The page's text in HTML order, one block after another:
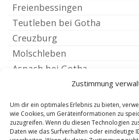
Zustimmung
Um dir ein optimales Erlebnis zu bieten,
wie Cookies, um Geräteinformationen zu
zuzugreifen. Wenn du diesen Technologien
Daten wie das Surfverhalten oder eindeutige
Freienbessingen
Teutleben bei Gotha
Creuzburg
Molschleben
Aspach bei Gotha
Haussömmern
Effelder bei Leinefelde
Döllstädt